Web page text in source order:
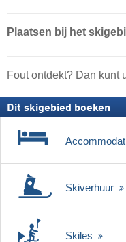
Plaatsen bij het
Fout ontdekt? Dan kunt
Dit skigebied boeken
Skiverhuur
Skiles